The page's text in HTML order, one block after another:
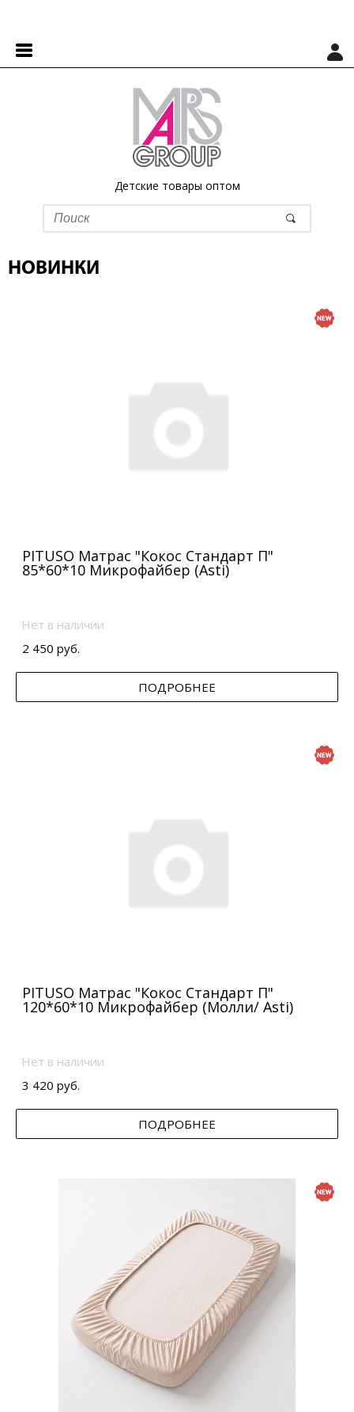
Детские товары оптом
НОВИНКИ
PITUSO Матрас "Кокос Стандарт П"
85*60*10 Микрофайбер (Asti)
Нет в наличии
2 450 руб.
ПОДРОБНЕЕ
PITUSO Матрас "Кокос Стандарт П"
120*60*10 Микрофайбер (Молли/ Asti)
Нет в наличии
3 420 руб.
ПОДРОБНЕЕ